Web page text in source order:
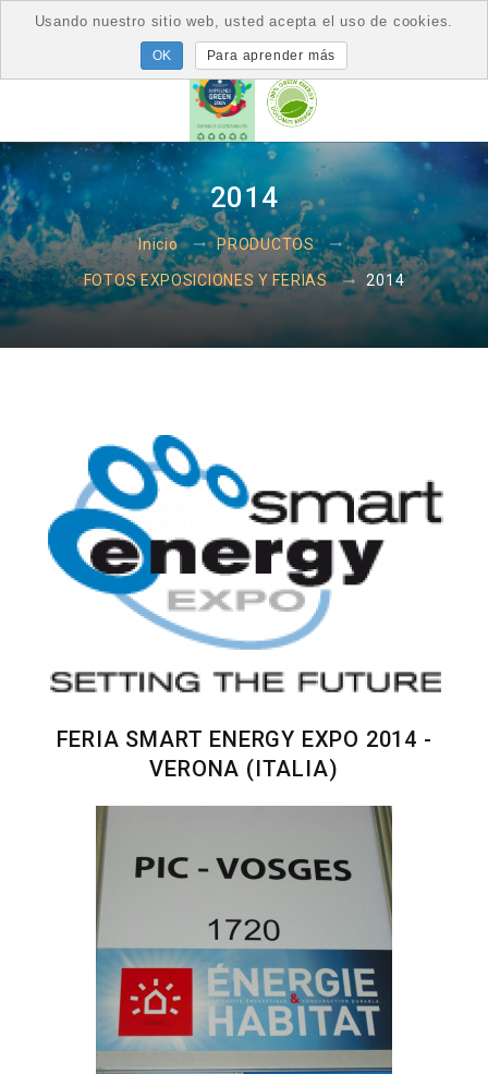
2014
Inicio PRODUCTOS
FOTOS EXPOSICIONES Y FERIAS 2014
FERIA SMART ENERGY EXPO 2014 -
VERONA (ITALIA)
Usando nuestro sitio web, usted acepta el uso de cookies.
Para aprender más